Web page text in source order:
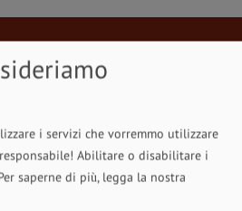
stube, ...
stube, ...
stube, molto bella. Piatti vari,
e abbondanti
i servizi che vorremmo utilizzare
Abilitare o disabilitare i
saperne di più, legga la nostra